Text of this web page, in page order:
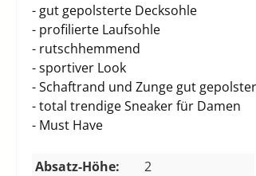
- gut gepolsterte Decksohle
- profilierte Laufsohle
- rutschhemmend
- sportiver Look
- Schaftrand und Zunge gut
- total trendige Sneaker für Damen
- Must Have
Absatz-Höhe:
2